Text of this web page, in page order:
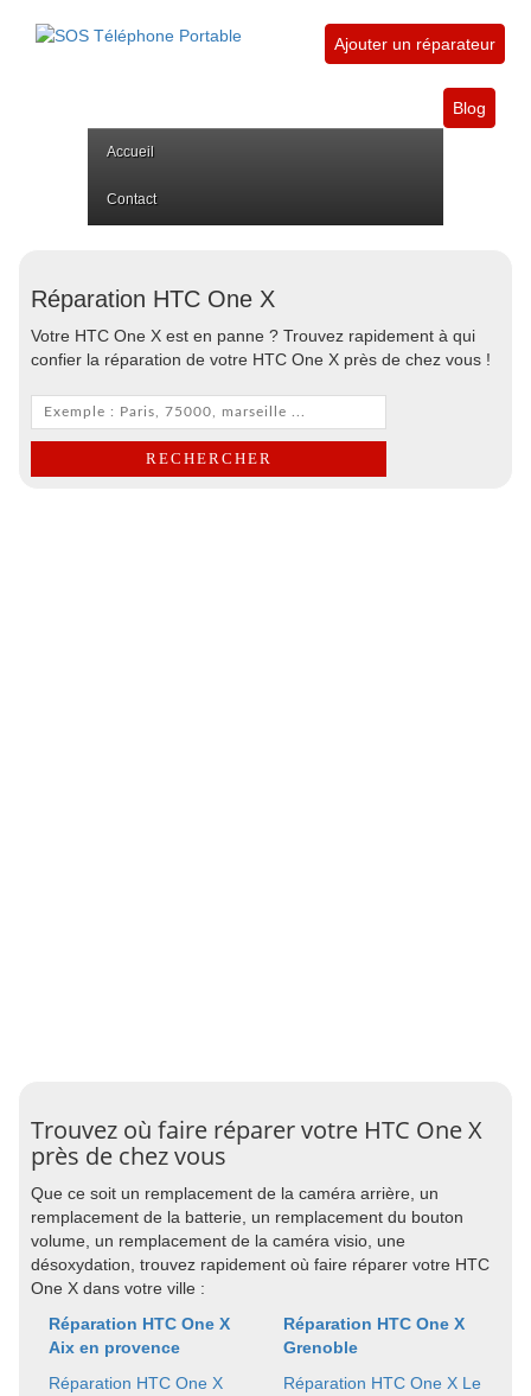
Ajouter un réparateur
Blog
Accueil
Contact
Réparation HTC One X
Votre HTC One X est en panne ? Trouvez rapidement à qui
confier la réparation de votre HTC One X près de chez vous !
Trouvez où faire réparer votre HTC One X
près de chez vous
Que ce soit un remplacement de la caméra arrière, un
remplacement de la batterie, un remplacement du bouton
volume, un remplacement de la caméra visio, une
désoxydation, trouvez rapidement où faire réparer votre HTC
One X dans votre ville :
Réparation HTC One X
Aix en provence
Réparation HTC One X
Réparation HTC One X
Grenoble
Réparation HTC One X Le